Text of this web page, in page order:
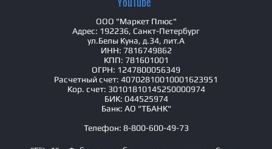
ООО "Маркет Плюс"
Адрес: 192236, Санкт-Петербург
ул.Белы Куна, д.34, лит.А
ИНН: 7816749862
КПП: 781601001
ОГРН: 1247800056349
Расчетный счет: 40702810010001623951
Кор. счет: 30101810145250000974
БИК: 044525974
Банк: АО "ТБАНК"
Телефон: 8-800-600-49-73